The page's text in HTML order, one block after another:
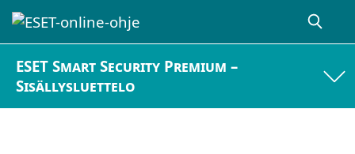
ESET Smart Security Premium –
Sisällysluettelo